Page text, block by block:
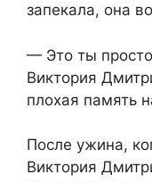
запекала, она
— Это ты
Виктория
плохая память
После ужина,
Виктория